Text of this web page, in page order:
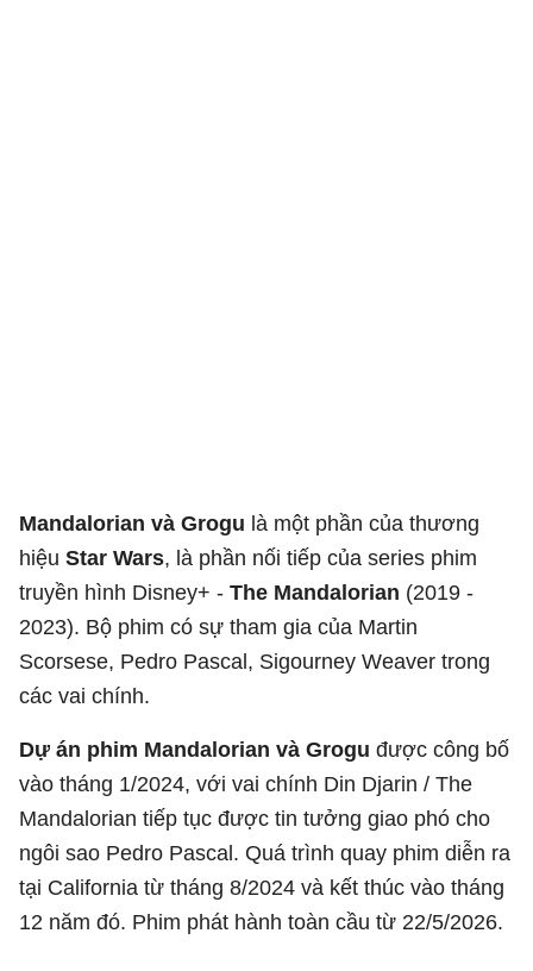
Mandalorian và Grogu là một phần của thương
hiệu Star Wars, là phần nối tiếp của series phim
truyền hình Disney+ - The Mandalorian (2019 -
2023). Bộ phim có sự tham gia của Martin
Scorsese, Pedro Pascal, Sigourney Weaver trong
các vai chính.
Dự án phim Mandalorian và Grogu được công bố
vào tháng 1/2024, với vai chính Din Djarin / The
Mandalorian tiếp tục được tin tưởng giao phó cho
ngôi sao Pedro Pascal. Quá trình quay phim diễn ra
tại California từ tháng 8/2024 và kết thúc vào tháng
12 năm đó. Phim phát hành toàn cầu từ 22/5/2026.